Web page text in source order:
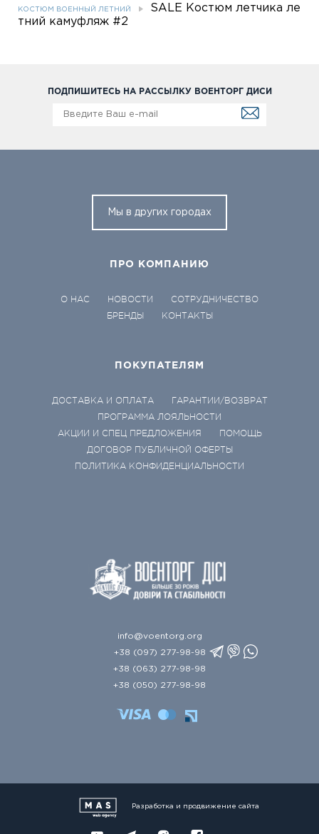
КОСТЮМ ВОЕННЫЙ ЛЕТНИЙ
SALE Костюм летчика ле
тний камуфляж #2
ПОДПИШИТЕСЬ НА РАССЫЛКУ ВОЕНТОРГ ДИСИ
Мы в других городах
ПРО КОМПАНИЮ
О НАС НОВОСТИ
СОТРУДНИЧЕСТВО
БРЕНДЫ
КОНТАКТЫ
ПОКУПАТЕЛЯМ
ДОСТАВКА И ОПЛАТА
ГАРАНТИИ/ВОЗВРАТ
ПРОГРАММА ЛОЯЛЬНОСТИ
АКЦИИ И СПЕЦ ПРЕДЛОЖЕНИЯ
ПОМОЩЬ
ДОГОВОР ПУБЛИЧНОЙ ОФЕРТЫ
ПОЛИТИКА КОНФИДЕНЦИАЛЬНОСТИ
info@voentorg.org
+38 (097) 277-98-98
+38 (063) 277-98-98
+38 (050) 277-98-98
Разработка и продвижение сайта